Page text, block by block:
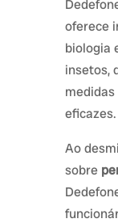
oferece
biologia
insetos,
eficazes.
Ao
sobre